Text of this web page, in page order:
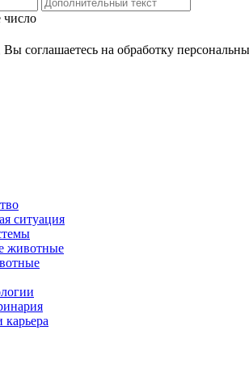
число
соглашаетесь на обработку
ситуация
животные
карьера